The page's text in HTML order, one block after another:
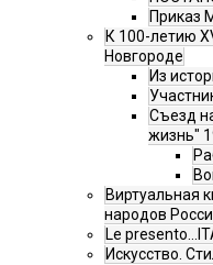
Приказ
К 100-летию
Новгороде
Из
Cъезд
жизнь"
Виртуальная
народов
Le
Искусство.